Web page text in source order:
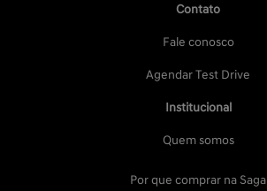
Contato
Fale conosco
Agendar Test Drive
Institucional
Quem somos
Por que comprar na Saga